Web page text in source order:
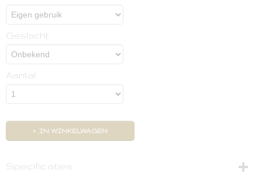
Geslacht
Aantal
IN WINKELWAGEN
Specificaties